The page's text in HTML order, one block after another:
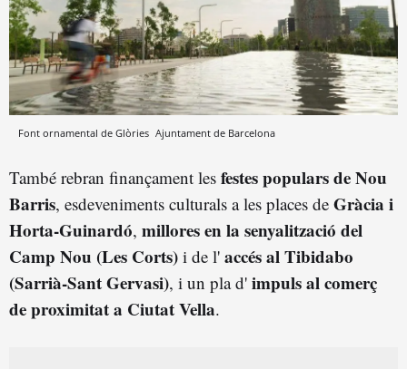
Font ornamental de Glòries Ajuntament de Barcelona
També rebran finançament les festes populars de Nou
Barris, esdeveniments culturals a les places de Gràcia i
Horta-Guinardó, millores en la senyalització del
Camp Nou (Les Corts) i de l' accés al Tibidabo
(Sarrià-Sant Gervasi), i un pla d' impuls al comerç
de proximitat a Ciutat Vella.